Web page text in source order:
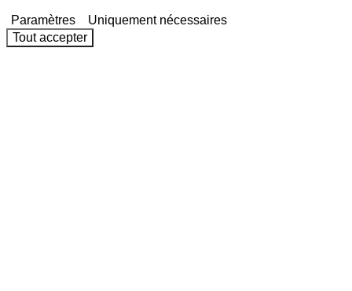
Paramètres
Uniquement nécessaires
Tout accepter